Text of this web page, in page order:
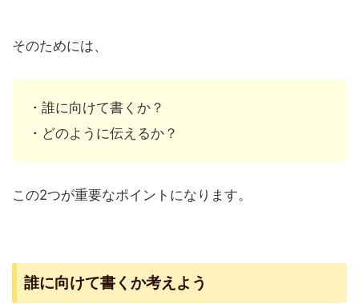
そのためには、
・誰に向けて書くか？
・どのように伝えるか？
この2つが重要なポイントになります。
誰に向けて書くか考えよう